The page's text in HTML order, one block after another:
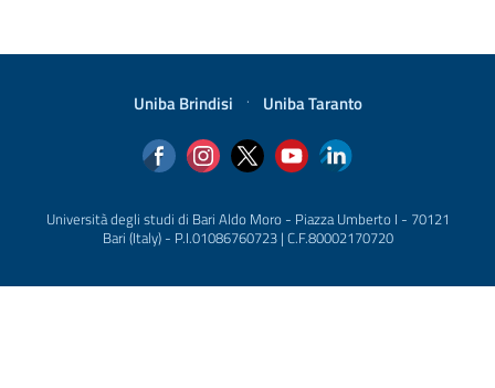
Uniba Brindisi · Uniba Taranto
Università degli studi di Bari Aldo Moro - Piazza Umberto I - 70121
Bari (Italy) - P.I.01086760723 | C.F.80002170720